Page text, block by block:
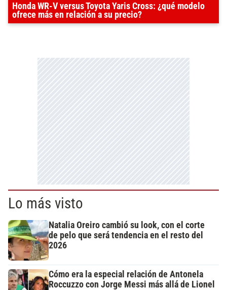
Honda WR-V versus Toyota Yaris Cross: ¿qué modelo
ofrece más en relación a su precio?
Lo más visto
Natalia Oreiro cambió su look, con el corte
de pelo que será tendencia en el resto del
2026
Cómo era la especial relación de Antonela
Roccuzzo con Jorge Messi más allá de Lionel